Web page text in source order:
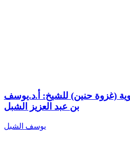
(غزوة حنين) للشيخ: أ.د.يوسف
بن عبد العزيز الشبل
يوسف الشبل